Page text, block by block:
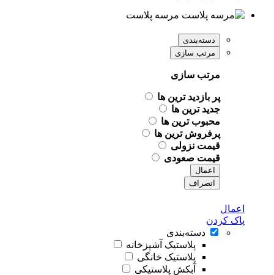
مرسه پلاست
دسته‌بندی
مرتب سازی
مرتب سازی
پر بازدید ترین ها
جدید ترین ها
محبوب ترین ها
پرفروش ترین ها
قیمت نزولی
قیمت صعودی
اعمال
انصراف
اعمال
پاک کردن
دسته‌بندی
پلاستیک آشپزخانه
پلاستیک خانگی
آبکش پلاستیکی